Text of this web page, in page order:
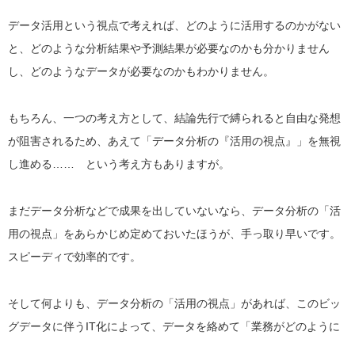
データ活用という視点で考えれば、どのように活用するのかがない
と、どのような分析結果や予測結果が必要なのかも分かりません
し、どのようなデータが必要なのかもわかりません。
もちろん、一つの考え方として、結論先行で縛られると自由な発想
が阻害されるため、あえて「データ分析の『活用の視点』」を無視
し進める…… という考え方もありますが。
まだデータ分析などで成果を出していないなら、データ分析の「活
用の視点」をあらかじめ定めておいたほうが、手っ取り早いです。
スピーディで効率的です。
そして何よりも、データ分析の「活用の視点」があれば、このビッ
グデータに伴うIT化によって、データを絡めて「業務がどのように